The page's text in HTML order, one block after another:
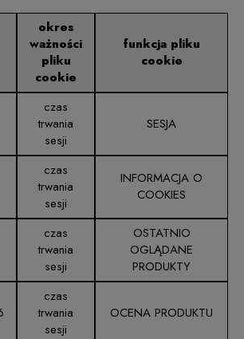
okres
ważności
pliku
cookie
funkcja pliku
cookie
czas
trwania
sesji
SESJA
czas
trwania
sesji
INFORMACJA O
COOKIES
czas
trwania
sesji
OSTATNIO
OGLĄDANE
PRODUKTY
czas
trwania
sesji
OCENA PRODUKTU